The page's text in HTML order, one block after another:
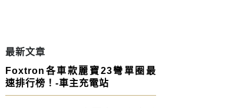
最新文章
Foxtron各車款麗寶23彎單圈最
速排行榜！-車主充電站